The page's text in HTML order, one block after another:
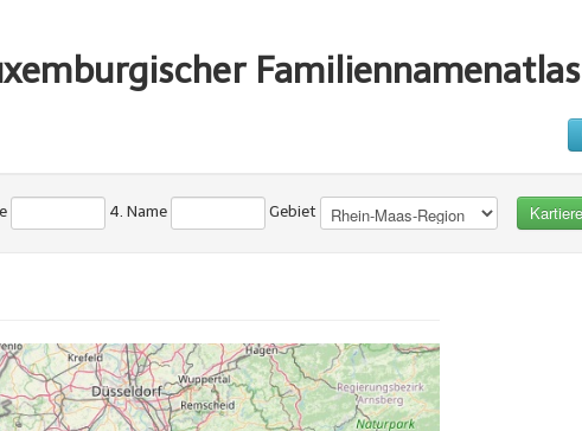
Familiennamenatlas
4. Name Gebiet